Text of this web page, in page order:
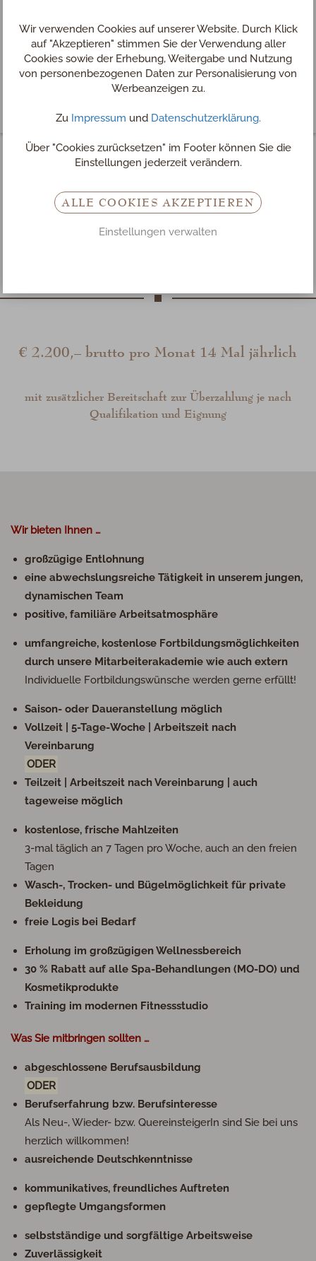
Chef de Rang
Kellner
m/w/d
€ 2.200,– brutto pro Monat 14 Mal jährlich
mit zusätzlicher Bereitschaft zur Überzahlung je nach
Qualifikation und Eignung
Wir bieten Ihnen …
großzügige Entlohnung
eine abwechslungsreiche Tätigkeit in unserem jungen,
dynamischen Team
positive, familiäre Arbeitsatmosphäre
umfangreiche, kostenlose Fortbildungsmöglichkeiten
durch unsere Mitarbeiterakademie wie auch extern
Individuelle Fortbildungswünsche werden gerne erfüllt!
Saison- oder Daueranstellung möglich
Vollzeit | 5-Tage-Woche | Arbeitszeit nach
Vereinbarung
ODER
Teilzeit | Arbeitszeit nach Vereinbarung | auch
tageweise möglich
kostenlose, frische Mahlzeiten
3-mal täglich an 7 Tagen pro Woche, auch an den freien
Tagen
Wasch-, Trocken- und Bügelmöglichkeit für private
Bekleidung
freie Logis bei Bedarf
Erholung im großzügigen Wellnessbereich
30 % Rabatt auf alle Spa-Behandlungen (MO-DO) und
Kosmetikprodukte
Training im modernen Fitnessstudio
Was Sie mitbringen sollten …
abgeschlossene Berufsausbildung
ODER
Berufserfahrung bzw. Berufsinteresse
Als Neu-, Wieder- bzw. QuereinsteigerIn sind Sie bei uns
herzlich willkommen!
ausreichende Deutschkenntnisse
kommunikatives, freundliches Auftreten
gepflegte Umgangsformen
selbstständige und sorgfältige Arbeitsweise
Zuverlässigkeit
Wir verwenden Cookies auf unserer Website. Durch Klick
auf "Akzeptieren" stimmen Sie der Verwendung aller
Cookies sowie der Erhebung, Weitergabe und Nutzung
von personenbezogenen Daten zur Personalisierung von
Werbeanzeigen zu.
Zu Impressum und Datenschutzerklärung.
Über "Cookies zurücksetzen" im Footer können Sie die
Einstellungen jederzeit verändern.
ALLE COOKIES AKZEPTIEREN
Einstellungen verwalten